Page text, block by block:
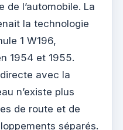
de l’automobile. La
la technologie
1 W196,
1954 et 1955.
avec la
n’existe plus
de route et de
séparés.